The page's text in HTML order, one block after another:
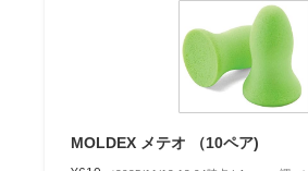
MOLDEX メテオ （10ペア)